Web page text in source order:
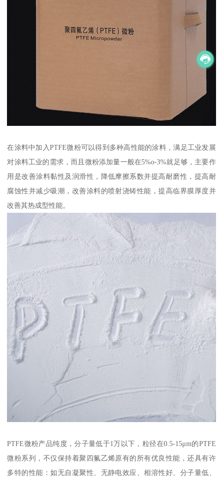
在涂料中加入PTFE微粉可以得到多种高性能的涂料，满足工业发展
对涂料工业的需求，而且微粉添加量一般在5%o-3%就足够，主要作
用是改善涂料黏性及润滑性，降低摩擦系数并提高耐磨性，提高耐
腐蚀性并减少吸潮，改善涂料的喷射浇铸性能，提高临界膜厚度并
改善其热成型性能。
PTFE微粉产品纯度，分子量低于1万以下，粒径在0.5-15μm的PTFE
微粉系列，不仅保持着聚四氟乙烯原有的所有优良性能，还具有许
多特的性能：如无自凝聚性、无静电效应、相溶性好、分子量低、